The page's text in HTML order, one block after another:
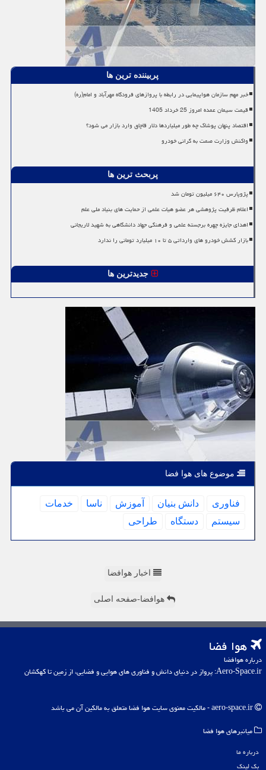
پربیننده ترین ها
خبر مهم سازمان هواپیمایی در رابطه با پروازهای فرودگاه مهرآباد و امام(ره)
قیمت سیمان عمده امروز 25 خرداد 1405
اقتصاد پنهان پوشاک چه طور میلیاردها دلار قاچاق وارد بازار می شود؟
واکنش وزارت صمت به گرانی خودرو
پربحث ترین ها
پژوپارس ۶۴۰ میلیون تومان شد
اعلام ظرفیت پژوهشی هر عضو هیات علمی از حمایت های بنیاد ملی علم
اهدای جایزه چهره برجسته علمی و فرهنگی جهاد دانشگاهی به شهید لاریجانی
بازار کشش خودرو های وارداتی ۵ تا ۱۰ میلیارد تومانی را ندارد
جدیدترین ها
موضوع های هوا فضا
فناوری دانش بنیان آموزش ناسا
خدمات
سیستم
دستگاه طراحی
اخبار هوافضا
هوافضا-صفحه اصلی
هوا فضا
درباره هوافضا
Aero-Space.ir: پرواز در دنیای دانش و فناوری های هوایی و فضایی، از زمین تا کهکشان
میانبرهای هوا فضا
درباره ما
بک لینک